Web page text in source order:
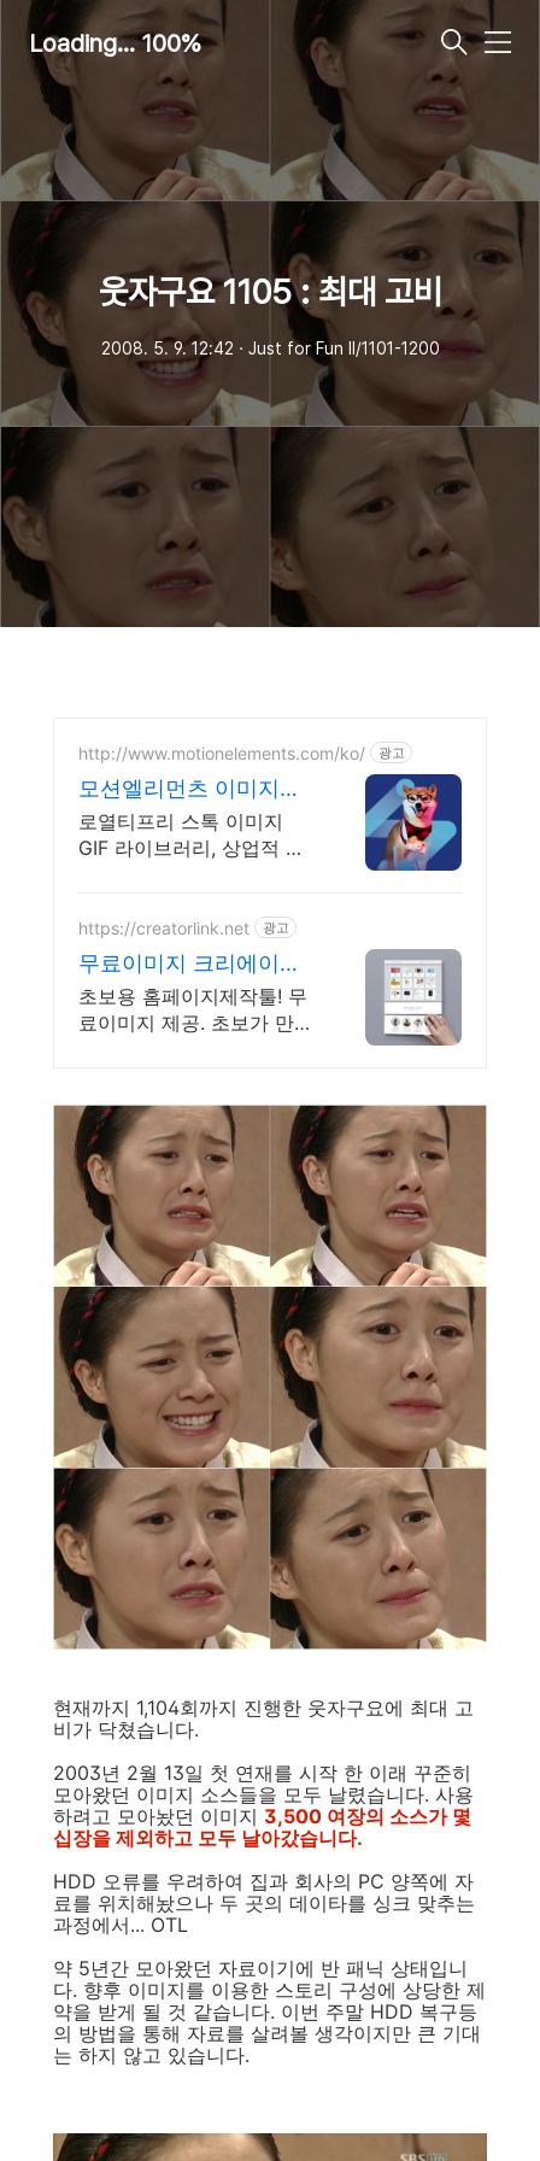
Loading... 100%
메
웃자구요 1105 : 최대 고비
2008. 5. 9. 12:42 ㆍ Just for Fun Ⅱ/1101-1200
http://www.motionelements.com/ko/ 광고
모션엘리먼츠 이미지소
스
로열티프리 스톡 이미지
GIF 라이브러리, 상업적 사
https://creatorlink.net 광고
무료이미지 크리에이터
링크
초보용 홈페이지제작툴! 무
료이미지 제공. 초보가 만든
현재까지 1,104회까지 진행한 웃자구요에 최대 고
비가 닥쳤습니다.
2003년 2월 13일 첫 연재를 시작 한 이래 꾸준히
모아왔던 이미지 소스들을 모두 날렸습니다. 사용
하려고 모아놨던 이미지 3,500 여장의 소스가 몇
십장을 제외하고 모두 날아갔습니다.
HDD 오류를 우려하여 집과 회사의 PC 양쪽에 자
료를 위치해놨으나 두 곳의 데이타를 싱크 맞추는
과정에서... OTL
약 5년간 모아왔던 자료이기에 반 패닉 상태입니
다. 향후 이미지를 이용한 스토리 구성에 상당한 제
약을 받게 될 것 같습니다. 이번 주말 HDD 복구등
의 방법을 통해 자료를 살려볼 생각이지만 큰 기대
는 하지 않고 있습니다.